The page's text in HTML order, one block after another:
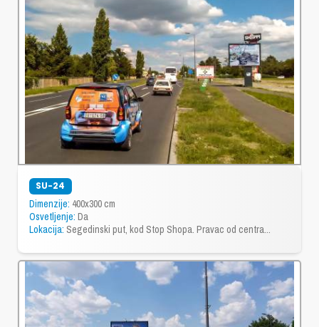
SU-24
Dimenzije: 400x300 cm
Osvetljenje: Da
Lokacija: Segedinski put, kod Stop Shopa. Pravac od centra...